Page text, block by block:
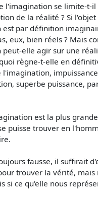
l'imagination se limite-t-
de la réalité ? Si l'objet
par définition
eux, bien réels ? Mais
elle agir sur une
règne-t-elle en
l'imagination,
superbe puissance,
est la plus
puisse trouver en
fausse, il suffirait
trouver la vérité, mais
si ce qu'elle nous